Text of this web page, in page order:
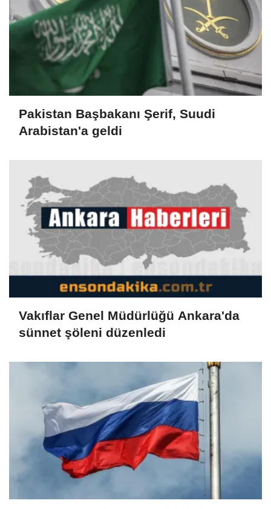
Pakistan Başbakanı Şerif, Suudi
Arabistan'a geldi
Vakıflar Genel Müdürlüğü Ankara'da
sünnet şöleni düzenledi